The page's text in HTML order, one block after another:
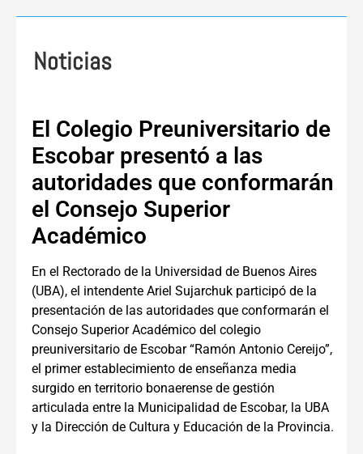
Noticias
El Colegio Preuniversitario de
Escobar presentó a las
autoridades que conformarán
el Consejo Superior
Académico
En el Rectorado de la Universidad de Buenos Aires
(UBA), el intendente Ariel Sujarchuk participó de la
presentación de las autoridades que conformarán el
Consejo Superior Académico del colegio
preuniversitario de Escobar “Ramón Antonio Cereijo”,
el primer establecimiento de enseñanza media
surgido en territorio bonaerense de gestión
articulada entre la Municipalidad de Escobar, la UBA
y la Dirección de Cultura y Educación de la Provincia.